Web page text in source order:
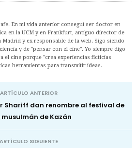
En mi vida anterior conseguí ser doctor en
en la UCM y en Frankfurt, antiguo director de
y ex responsable de la web. Sigo siendo
y de "pensar con el cine". Yo siempre digo
el cine porque "crea experiencias ficticias
herramientas para transmitir ideas.
ARTÍCULO ANTERIOR
Shariff dan renombre al festival de
musulmán de Kazán
ARTÍCULO SIGUIENTE